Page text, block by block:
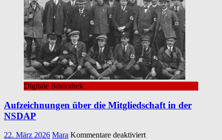
Digitale Bibliothek
Aufzeichnungen über die Mitgliedschaft in der
NSDAP
22. März 2026 Mara Kommentare deaktiviertfür